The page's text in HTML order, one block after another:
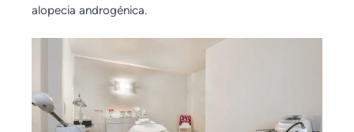
alopecia androgénica.